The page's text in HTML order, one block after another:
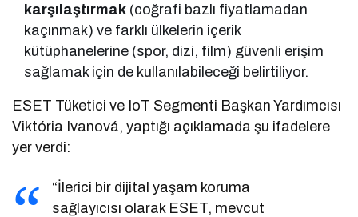
karşılaştırmak (coğrafi bazlı fiyatlamadan
kaçınmak) ve farklı ülkelerin içerik
kütüphanelerine (spor, dizi, film) güvenli erişim
sağlamak için de kullanılabileceği belirtiliyor.
ESET Tüketici ve IoT Segmenti Başkan Yardımcısı
Viktória Ivanová, yaptığı açıklamada şu ifadelere
yer verdi:
“İlerici bir dijital yaşam koruma
sağlayıcısı olarak ESET, mevcut